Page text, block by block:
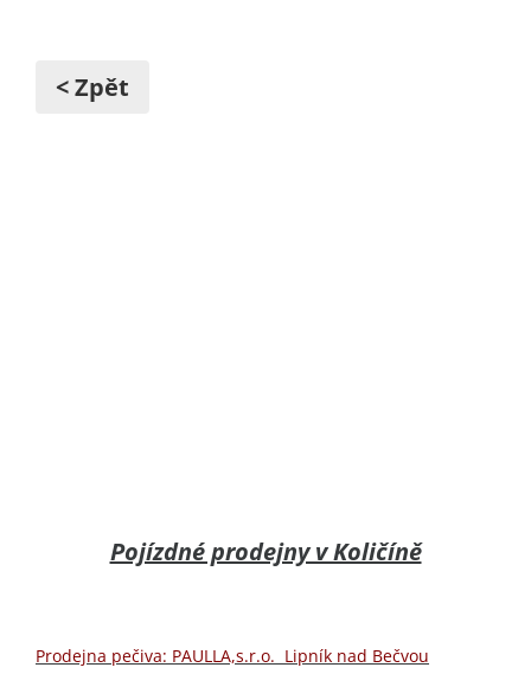
< Zpět
Pojízdné prodejny v Količíně
Prodejna pečiva: PAULLA,s.r.o. Lipník nad Bečvou